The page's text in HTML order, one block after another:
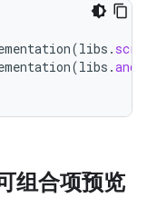
(libs .
(libs .
组合项预览